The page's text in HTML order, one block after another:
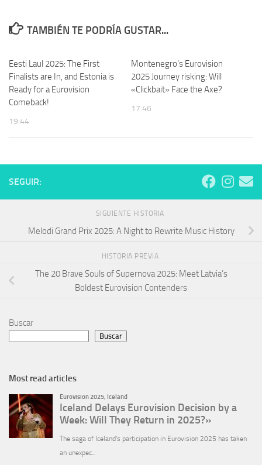
TAMBIÉN TE PODRÍA GUSTAR...
Eesti Laul 2025: The First
Finalists are In, and Estonia is
Ready for a Eurovision
Comeback!
19:44
Montenegro’s Eurovision
2025 Journey risking: Will
«Clickbait» Face the Axe?
17:46
SEGUIR:
SIGUIENTE HISTORIA
Melodi Grand Prix 2025: A Night to Rewrite Music History
HISTORIA PREVIA
The 20 Brave Souls of Supernova 2025: Meet Latvia’s
Boldest Eurovision Contenders
Buscar
Buscar
Most read articles